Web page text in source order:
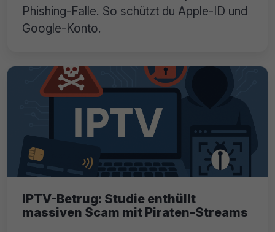
Phishing-Falle. So schützt du Apple-ID und
Google-Konto.
IPTV-Betrug: Studie enthüllt
massiven Scam mit Piraten-Streams